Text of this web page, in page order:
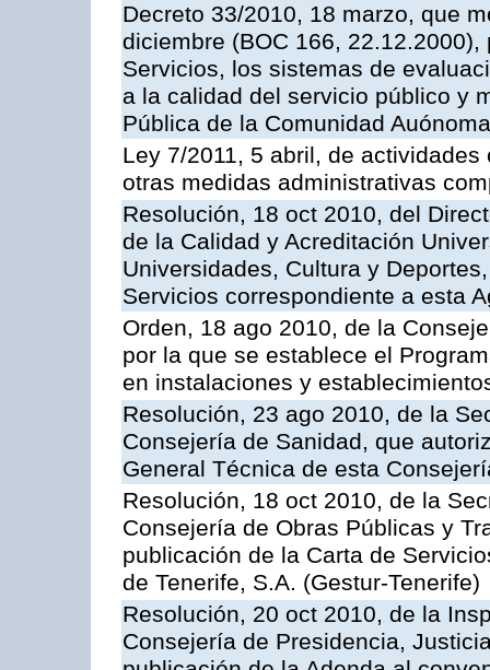
Decreto 33/2010, 18 marzo, que
diciembre (BOC 166,
Servicios, los sistemas de
a la calidad del servicio público y
Pública de la Comunidad
Ley 7/2011, 5 abril, de
otras medidas administrativas
Resolución, 18 oct 2010, del
de la Calidad y Acreditación
Universidades, Cultura y
Servicios correspondiente a esta
Orden, 18 ago 2010, de la
por la que se establece el
en instalaciones y
Resolución, 23 ago 2010, de la
Consejería de Sanidad, que
General Técnica de esta
Resolución, 18 oct 2010, de la
Consejería de Obras Públicas y
publicación de la Carta de
de Tenerife, S.A. (Gestur-Tenerife)
Resolución, 20 oct 2010, de la
Consejería de Presidencia,